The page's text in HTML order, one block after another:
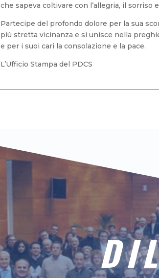
che sapeva coltivare con l’allegria, il sorriso
Partecipe del profondo dolore per la sua
più stretta vicinanza e si unisce nella
e per i suoi cari la consolazione e la pace.
L’Ufficio Stampa del PDCS